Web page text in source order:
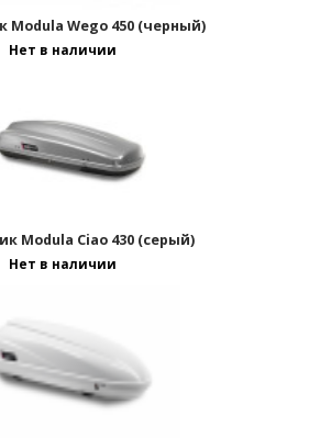
Modula Wego 450 (черный)
Нет в наличии
Modula Ciao 430 (серый)
Нет в наличии